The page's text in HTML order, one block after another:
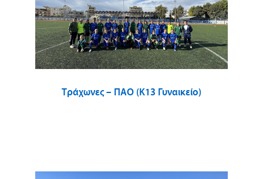
Τράχωνες – ΠΑΟ (Κ13 Γυναικείο)